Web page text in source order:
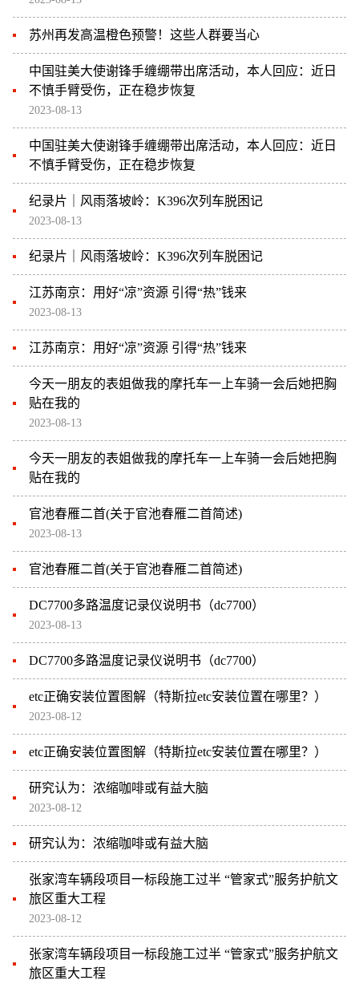
苏州再发高温橙色预警！这些人群要当心
中国驻美大使谢锋手缠绷带出席活动，本人回应：近日
不慎手臂受伤，正在稳步恢复
2023-08-13
中国驻美大使谢锋手缠绷带出席活动，本人回应：近日
不慎手臂受伤，正在稳步恢复
纪录片｜风雨落坡岭：K396次列车脱困记
2023-08-13
纪录片｜风雨落坡岭：K396次列车脱困记
江苏南京：用好“凉”资源 引得“热”钱来
2023-08-13
江苏南京：用好“凉”资源 引得“热”钱来
今天一朋友的表姐做我的摩托车一上车骑一会后她把胸
贴在我的
2023-08-13
今天一朋友的表姐做我的摩托车一上车骑一会后她把胸
贴在我的
官池春雁二首(关于官池春雁二首简述)
2023-08-13
官池春雁二首(关于官池春雁二首简述)
DC7700多路温度记录仪说明书（dc7700）
2023-08-13
DC7700多路温度记录仪说明书（dc7700）
etc正确安装位置图解（特斯拉etc安装位置在哪里？）
2023-08-12
etc正确安装位置图解（特斯拉etc安装位置在哪里？）
研究认为：浓缩咖啡或有益大脑
2023-08-12
研究认为：浓缩咖啡或有益大脑
张家湾车辆段项目一标段施工过半 “管家式”服务护航文
旅区重大工程
2023-08-12
张家湾车辆段项目一标段施工过半 “管家式”服务护航文
旅区重大工程